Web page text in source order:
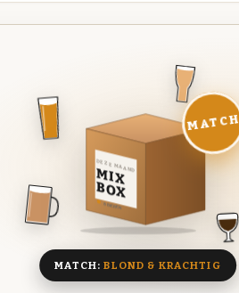
DEZE MAAND
MIX
BOX
8 BIEREN
MATCH
MATCH:BLOND & KRACHTIG